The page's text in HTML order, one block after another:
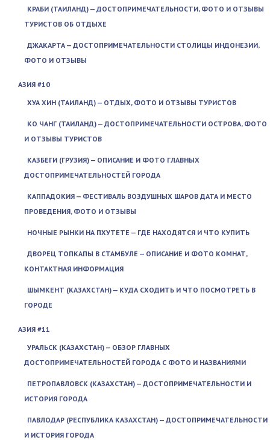
КРАБИ (ТАИЛАНД) — ДОСТОПРИМЕЧАТЕЛЬНОСТИ, ФОТО И ОТЗЫВЫ
ТУРИСТОВ ОБ ОТДЫХЕ
ДЖАКАРТА — ДОСТОПРИМЕЧАТЕЛЬНОСТИ СТОЛИЦЫ ИНДОНЕЗИИ,
ФОТО И ОТЗЫВЫ
АЗИЯ #10
ХУА ХИН (ТАИЛАНД) — ОТДЫХ, ФОТО И ОТЗЫВЫ ТУРИСТОВ
КО ЧАНГ (ТАИЛАНД) — ДОСТОПРИМЕЧАТЕЛЬНОСТИ ОСТРОВА, ФОТО
И ОТЗЫВЫ ТУРИСТОВ
КАЗБЕГИ (ГРУЗИЯ) — ОПИСАНИЕ И ФОТО ГЛАВНЫХ
ДОСТОПРИМЕЧАТЕЛЬНОСТЕЙ ГОРОДА
КАППАДОКИЯ — ФЕСТИВАЛЬ ВОЗДУШНЫХ ШАРОВ ДАТА И МЕСТО
ПРОВЕДЕНИЯ, ФОТО И ОТЗЫВЫ
НОЧНЫЕ РЫНКИ НА ПХУТЕТЕ — ГДЕ НАХОДЯТСЯ И ЧТО КУПИТЬ
ДВОРЕЦ ТОПКАПЫ В СТАМБУЛЕ — ОПИСАНИЕ И ФОТО КОМНАТ,
КОНТАКТНАЯ ИНФОРМАЦИЯ
ШЫМКЕНТ (КАЗАХСТАН) — КУДА СХОДИТЬ И ЧТО ПОСМОТРЕТЬ В
ГОРОДЕ
АЗИЯ #11
УРАЛЬСК (КАЗАХСТАН) — ОБЗОР ГЛАВНЫХ
ДОСТОПРИМЕЧАТЕЛЬНОСТЕЙ ГОРОДА С ФОТО И НАЗВАНИЯМИ
ПЕТРОПАВЛОВСК (КАЗАХСТАН) — ДОСТОПРИМЕЧАТЕЛЬНОСТИ И
ИСТОРИЯ ГОРОДА
ПАВЛОДАР (РЕСПУБЛИКА КАЗАХСТАН) — ДОСТОПРИМЕЧАТЕЛЬНОСТИ
И ИСТОРИЯ ГОРОДА